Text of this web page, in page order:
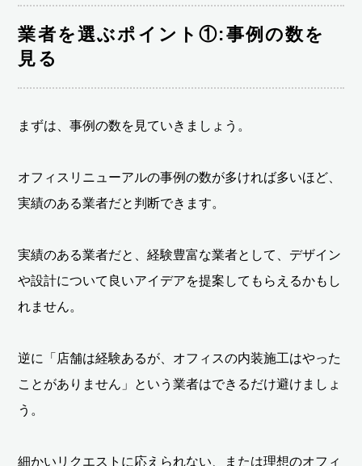
業者を選ぶポイント①:事例の数を
見る
まずは、事例の数を見ていきましょう。
オフィスリニューアルの事例の数が多ければ多いほど、
実績のある業者だと判断できます。
実績のある業者だと、経験豊富な業者として、デザイン
や設計について良いアイデアを提案してもらえるかもし
れません。
逆に「店舗は経験あるが、オフィスの内装施工はやった
ことがありません」という業者はできるだけ避けましょ
う。
細かいリクエストに応えられない、または理想のオフィ